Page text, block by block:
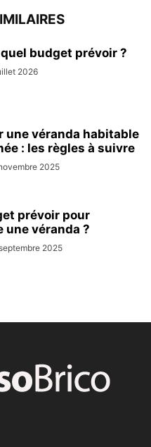
budget prévoir ?
2026
une véranda habitable
: les règles à suivre
2025
prévoir pour
une véranda ?
2025